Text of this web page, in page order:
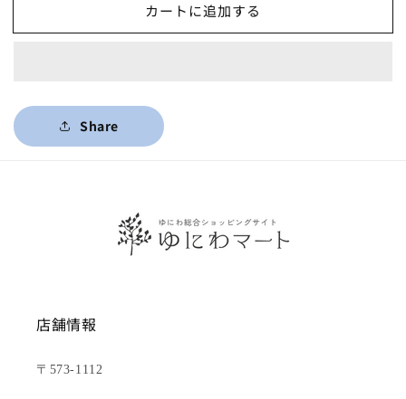
カートに追加する
Share
店舗情報
〒573-1112